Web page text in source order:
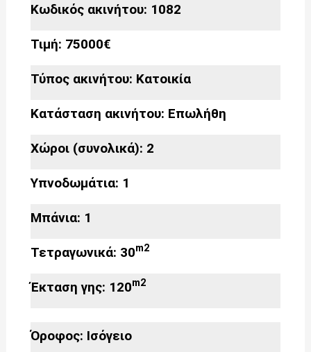
Όροφος: Ισόγειο
Κωδικός ακινήτου: 1082
Τιμή: 75000€
Τύπος ακινήτου: Κατοικία
Κατάσταση ακινήτου: Επωλήθη
Χώροι (συνολικά): 2
Υπνοδωμάτια: 1
Μπάνια: 1
Τετραγωνικά: 30m2
Έκταση γης: 120m2